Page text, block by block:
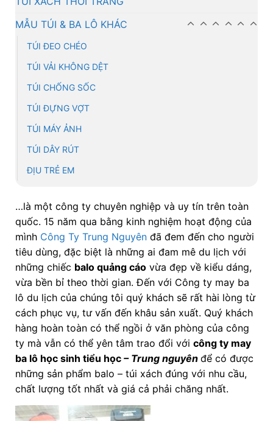
MẪU TÚI & BA LÔ KHÁC
TÚI ĐEO CHÉO
TÚI VẢI KHÔNG DỆT
TÚI CHỐNG SỐC
TÚI ĐỰNG VỢT
TÚI MÁY ẢNH
TÚI DÂY RÚT
ĐỊU TRẺ EM
…là một công ty chuyên nghiệp và uy tín trên toàn
quốc. 15 năm qua bằng kinh nghiệm hoạt động của
mình Công Ty Trung Nguyênđã đem đến cho người
tiêu dùng, đặc biệt là những ai đam mê du lịch với
những chiếc balo quảng cáovừa đẹp về kiểu dáng,
vừa bền bỉ theo thời gian. Đến với Công ty may ba
lô du lịch của chúng tôi quý khách sẽ rất hài lòng từ
cách phục vụ, tư vấn đến khâu sản xuất. Quý khách
hàng hoàn toàn có thể ngồi ở văn phòng của công
ty mà vẫn có thể yên tâm trao đổi với công ty may
ba lô học sinh tiểu học– Trung nguyên để có được
những sản phẩm balo – túi xách đúng với nhu cầu,
chất lượng tốt nhất và giá cả phải chăng nhất.